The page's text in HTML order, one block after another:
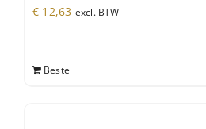
€ 12,63 excl. BTW
Bestel